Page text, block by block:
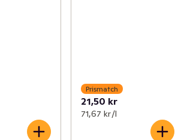
Prismatch
21,50 kr
71,67 kr /l